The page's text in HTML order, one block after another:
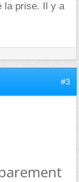
la prise. Il y a
#3